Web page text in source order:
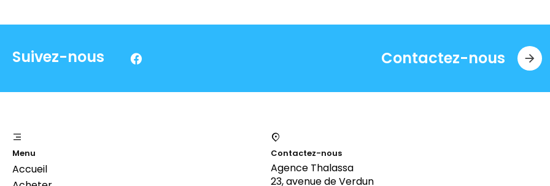
Suivez-nous Contactez-nous
Menu
Accueil
Contactez-nous
Agence Thalassa
23, avenue de Verdun